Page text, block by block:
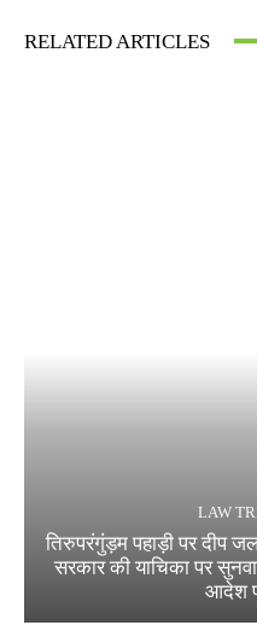
RELATED ARTICLES
LAW
तिरुपरंगुंड़म पहाड़ी पर दीप
सरकार की याचिका पर
आदेश